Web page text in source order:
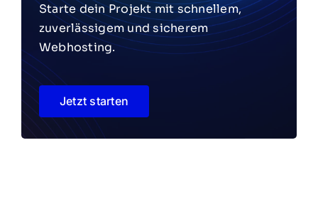
Starte dein Projekt mit schnellem,
zuverlässigem und sicherem
Webhosting.
Jetzt starten